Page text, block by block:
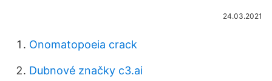
24.03.2021
Onomatopoeia crack
Dubnové značky c3.ai